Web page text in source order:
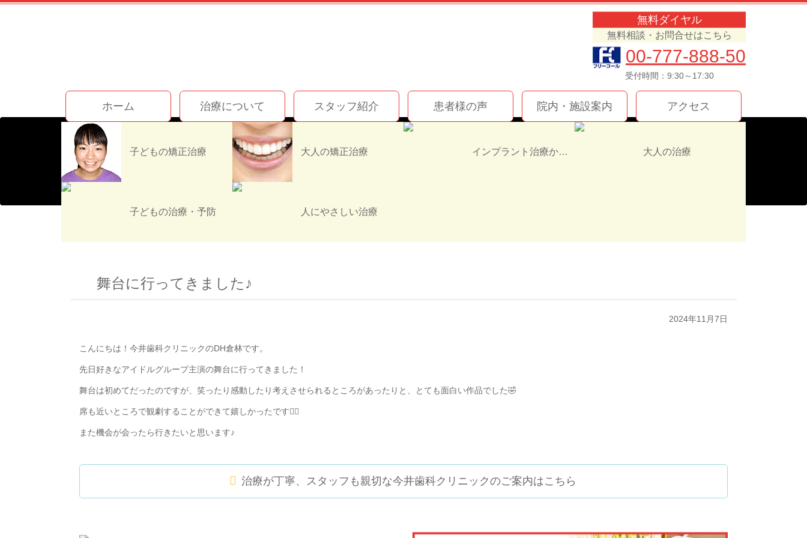
コ
キ
今井歯科クリニック
無料ダイヤル
無料相談・お問合せはこちら
00-777-888-50
受付時間：9:30～17:30
ホーム 治療について
子どもの矯正治療 大人の矯正治療 インプラント治療か入れ歯（義歯）どっちを選ぶ！？ 大人の治療
子どもの治療・予防 人にやさしい治療
スタッフ紹介 患者様の声 院内・施設案内 アクセス
お知らせ
お知らせ スタッフブログ 舞台に行ってきました♪
舞台に行ってきました♪
2024年11月7日
こんにちは！今井歯科クリニックのDH倉林です。
先日好きなアイドルグループ主演の舞台に行ってきました！
舞台は初めてだったのですが、笑ったり感動したり考えさせられるところがあったりと、とても面白い作品でした🤣
席も近いところで観劇することができて嬉しかったです✌🏻
また機会が会ったら行きたいと思います♪
治療が丁寧、スタッフも親切な今井歯科クリニックのご案内はこちら